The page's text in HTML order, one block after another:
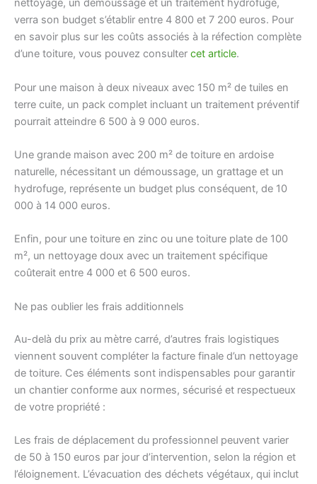
nettoyage, un démoussage et un traitement hydrofuge,
verra son budget s’établir entre 4 800 et 7 200 euros. Pour
en savoir plus sur les coûts associés à la réfection complète
d’une toiture, vous pouvez consulter cet article.
Pour une maison à deux niveaux avec 150 m² de tuiles en
terre cuite, un pack complet incluant un traitement préventif
pourrait atteindre 6 500 à 9 000 euros.
Une grande maison avec 200 m² de toiture en ardoise
naturelle, nécessitant un démoussage, un grattage et un
hydrofuge, représente un budget plus conséquent, de 10
000 à 14 000 euros.
Enfin, pour une toiture en zinc ou une toiture plate de 100
m², un nettoyage doux avec un traitement spécifique
coûterait entre 4 000 et 6 500 euros.
Ne pas oublier les frais additionnels
Au-delà du prix au mètre carré, d’autres frais logistiques
viennent souvent compléter la facture finale d’un nettoyage
de toiture. Ces éléments sont indispensables pour garantir
un chantier conforme aux normes, sécurisé et respectueux
de votre propriété :
Les frais de déplacement du professionnel peuvent varier
de 50 à 150 euros par jour d’intervention, selon la région et
l’éloignement. L’évacuation des déchets végétaux, qui inclut